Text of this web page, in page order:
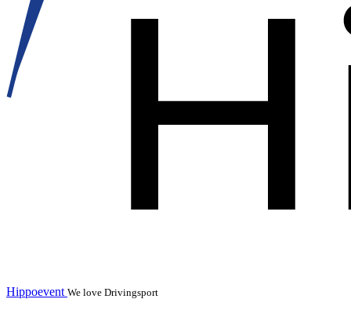
Hippoevent We love Drivingsport